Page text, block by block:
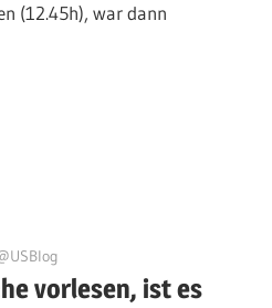
(12.45h), war dann
vorlesen, ist es